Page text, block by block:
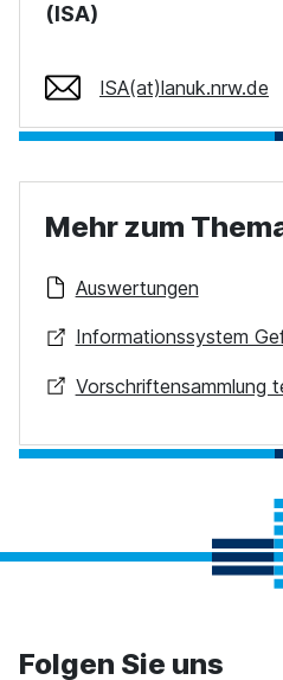
(ISA)
ISA(at)lanuk.nrw.de
Mehr zum
Auswertungen
Informationssystem
Vorschriftensammlung
Folgen Sie uns